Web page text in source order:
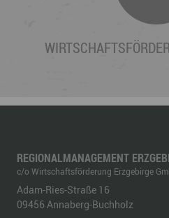
REGIONALMANAGEMENT
c/o Wirtschaftsförderung Erzgebirge
Adam-Ries-Straße 16
09456 Annaberg-Buchholz